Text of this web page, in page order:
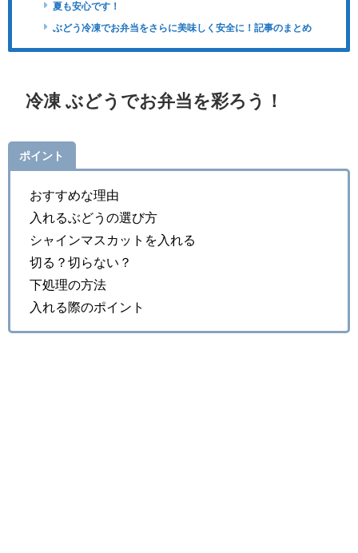
夏も安心です！
ぶどう冷凍でお弁当をさらに美味しく安全に！記事のまとめ
冷凍 ぶどうでお弁当を彩ろう！
ポイント
おすすめな理由
入れるぶどうの選び方
シャインマスカットを入れる
切る？切らない？
下処理の方法
入れる際のポイント